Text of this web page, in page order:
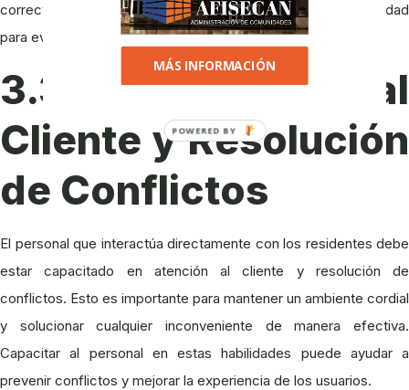
correctas, los métodos de aplicación y las medidas de seguridad
para evitar accidentes o contaminación del agua.
3.3. Atención al
Cliente y Resolución
de Conflictos
El personal que interactúa directamente con los residentes debe
estar capacitado en atención al cliente y resolución de
conflictos. Esto es importante para mantener un ambiente cordial
y solucionar cualquier inconveniente de manera efectiva.
Capacitar al personal en estas habilidades puede ayudar a
prevenir conflictos y mejorar la experiencia de los usuarios.
MÁS INFORMACIÓN
POWERED BY